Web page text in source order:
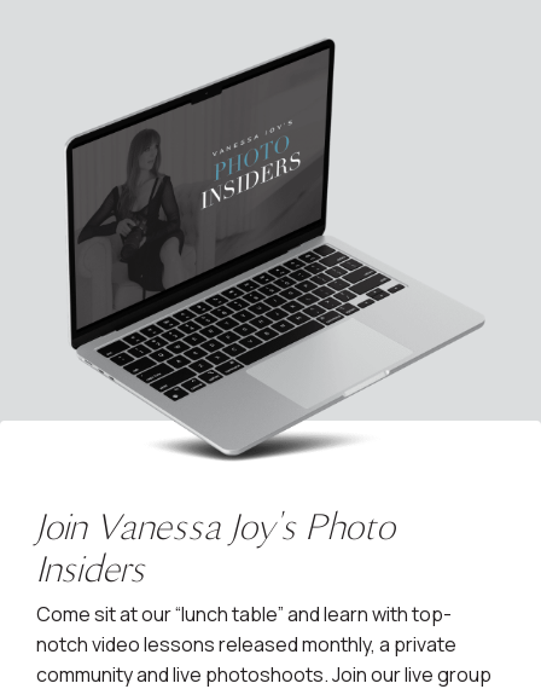
Join Vanessa Joy's Photo
Insiders
Come sit at our “lunch table” and learn with top-
notch video lessons released monthly, a private
community and live photoshoots. Join our live group